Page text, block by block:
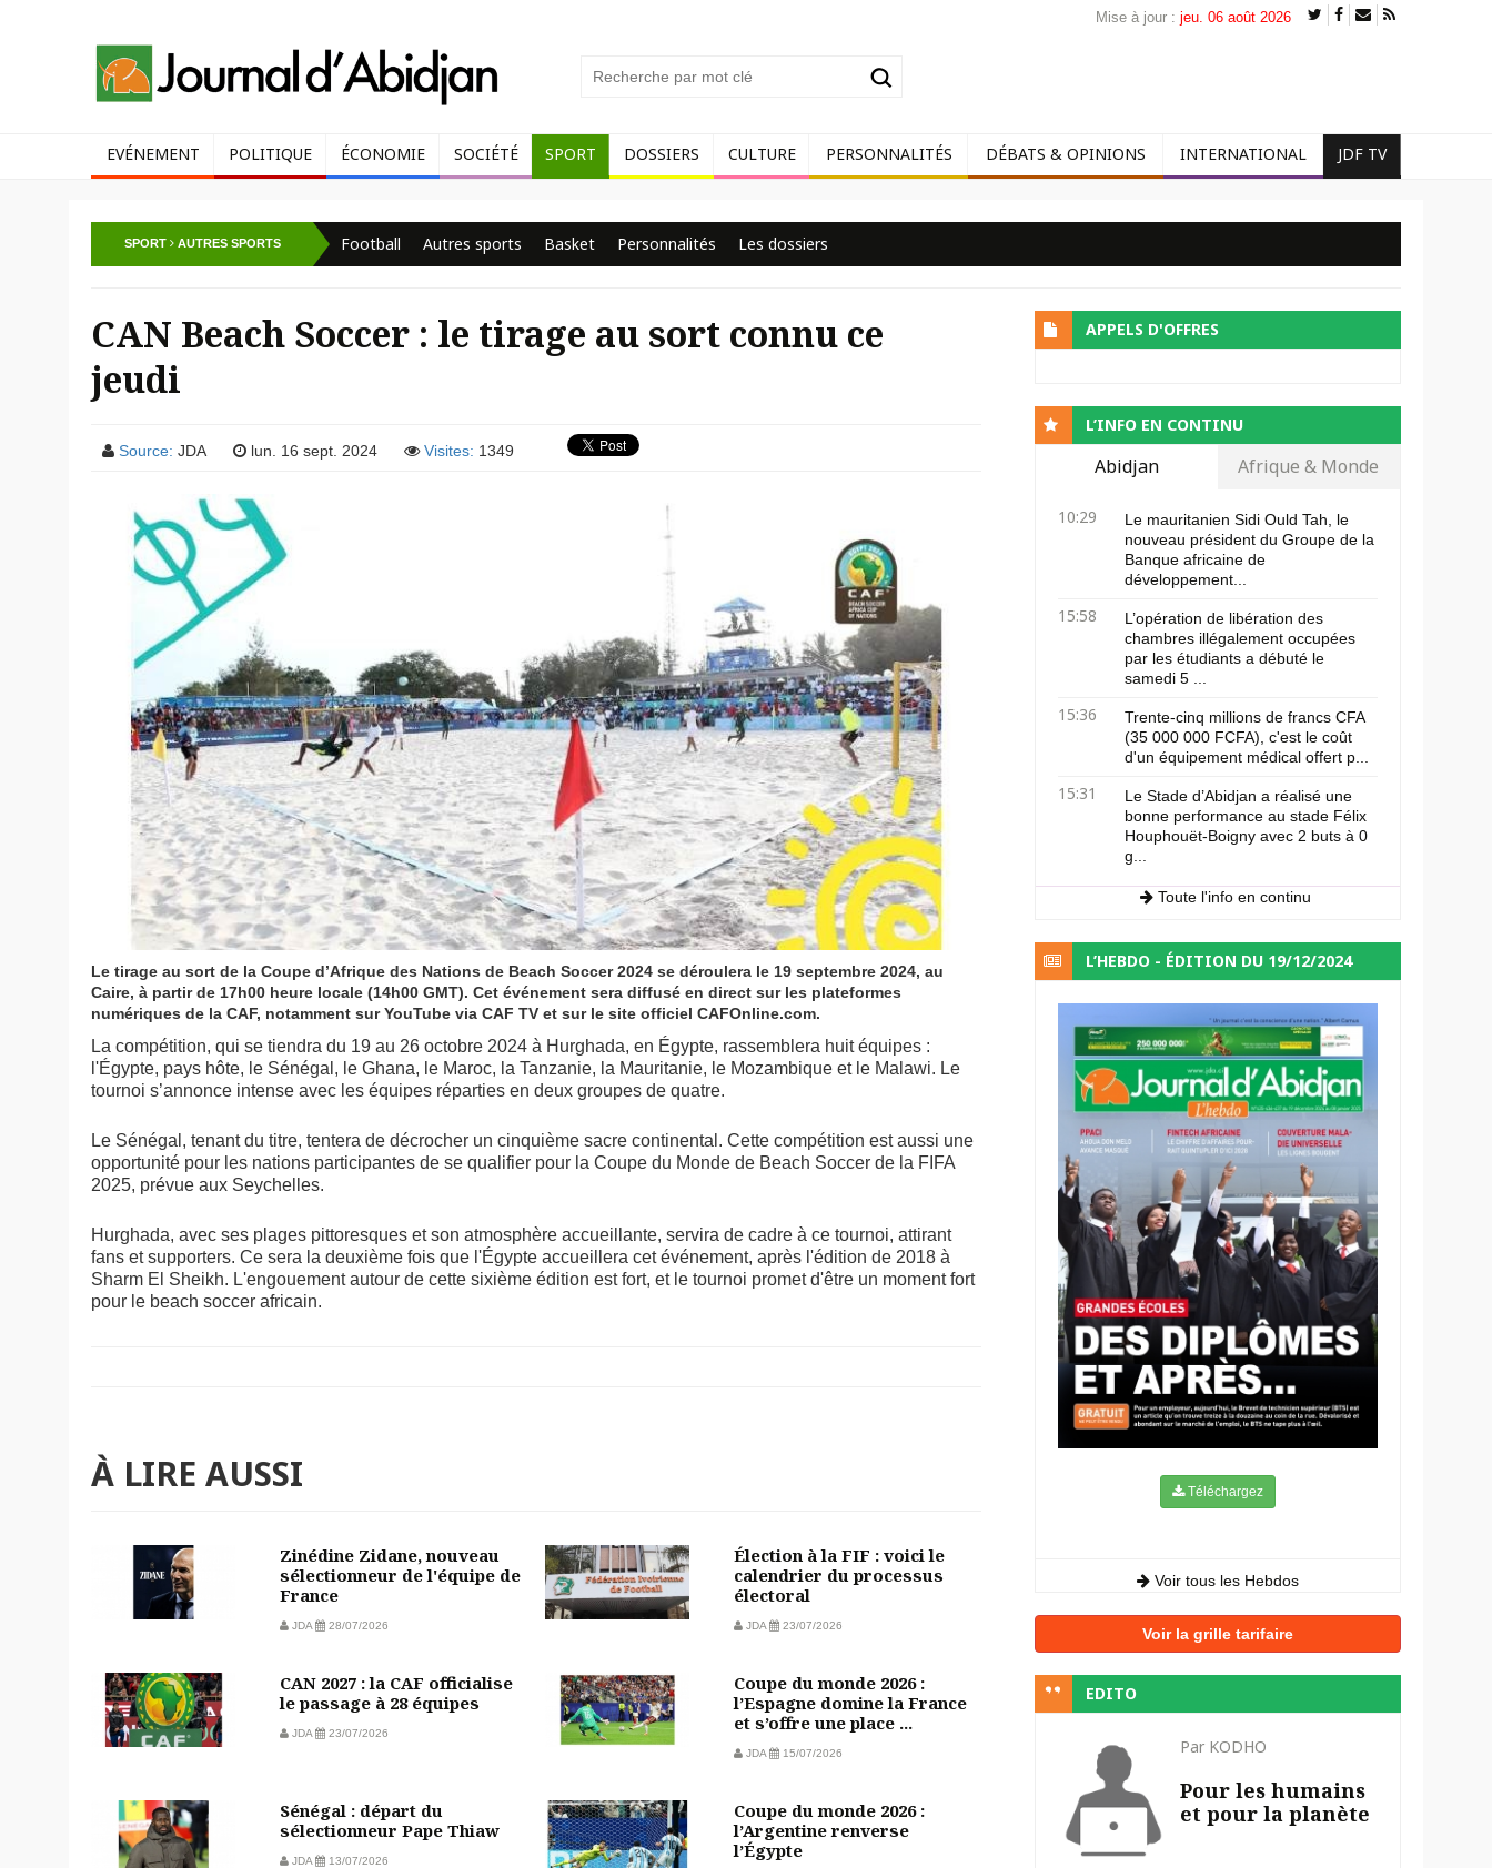
Mise à jour : jeu. 06 août 2026
EVÉNEMENT POLITIQUE ÉCONOMIE SOCIÉTÉ SPORT DOSSIERS CULTURE PERSONNALITÉS DÉBATS & OPINIONS INTERNATIONAL JDF TV
SPORT AUTRES SPORTS Football Autres sports Basket Personnalités Les dossiers
CAN Beach Soccer : le tirage au sort connu ce
jeudi
Source: JDA lun. 16 sept. 2024 Visites: 1349
Le tirage au sort de la Coupe d’Afrique des Nations de Beach Soccer 2024 se déroulera le 19 septembre 2024, au
Caire, à partir de 17h00 heure locale (14h00 GMT). Cet événement sera diffusé en direct sur les plateformes
numériques de la CAF, notamment sur YouTube via CAF TV et sur le site officiel CAFOnline.com.
La compétition, qui se tiendra du 19 au 26 octobre 2024 à Hurghada, en Égypte, rassemblera huit équipes :
l'Égypte, pays hôte, le Sénégal, le Ghana, le Maroc, la Tanzanie, la Mauritanie, le Mozambique et le Malawi. Le
tournoi s’annonce intense avec les équipes réparties en deux groupes de quatre.
Le Sénégal, tenant du titre, tentera de décrocher un cinquième sacre continental. Cette compétition est aussi une
opportunité pour les nations participantes de se qualifier pour la Coupe du Monde de Beach Soccer de la FIFA
2025, prévue aux Seychelles.
Hurghada, avec ses plages pittoresques et son atmosphère accueillante, servira de cadre à ce tournoi, attirant
fans et supporters. Ce sera la deuxième fois que l'Égypte accueillera cet événement, après l'édition de 2018 à
Sharm El Sheikh. L'engouement autour de cette sixième édition est fort, et le tournoi promet d'être un moment fort
pour le beach soccer africain.
À LIRE AUSSI
Zinédine Zidane, nouveau
sélectionneur de l'équipe de
France
JDA 28/07/2026
Élection à la FIF : voici le
calendrier du processus
électoral
JDA 23/07/2026
CAN 2027 : la CAF officialise
le passage à 28 équipes
JDA 23/07/2026
Coupe du monde 2026 :
l’Espagne domine la France
et s’offre une place ...
JDA 15/07/2026
Sénégal : départ du
sélectionneur Pape Thiaw
JDA 13/07/2026
Coupe du monde 2026 :
l’Argentine renverse
l’Égypte
APPELS D'OFFRES
L’INFO EN CONTINU
Abidjan Afrique & Monde
10:29
Le mauritanien Sidi Ould Tah, le
nouveau président du Groupe de la
Banque africaine de
développement...
15:58
L’opération de libération des
chambres illégalement occupées
par les étudiants a débuté le
samedi 5 ...
15:36
Trente-cinq millions de francs CFA
(35 000 000 FCFA), c'est le coût
d'un équipement médical offert p...
15:31
Le Stade d’Abidjan a réalisé une
bonne performance au stade Félix
Houphouët-Boigny avec 2 buts à 0
g...
Toute l'info en continu
L’HEBDO - ÉDITION DU 19/12/2024
Téléchargez
Voir tous les Hebdos
Voir la grille tarifaire
EDITO
Par KODHO
Pour les humains
et pour la planète